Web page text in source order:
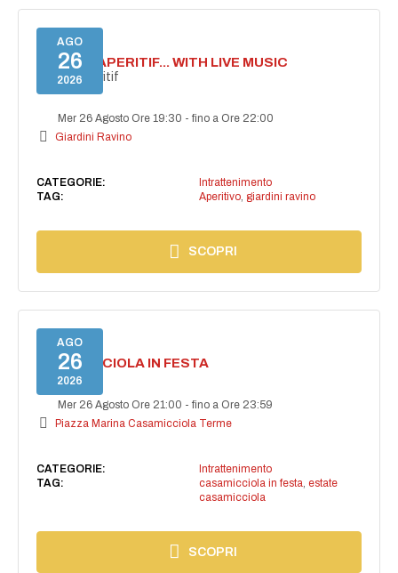
AGO
26
2026
SECRET APERITIF... WITH LIVE MUSIC
Secret aperitif
Mer 26 Agosto Ore 19:30 -fino a Ore 22:00
Giardini Ravino
CATEGORIE:
Intrattenimento
TAG:
Aperitivo, giardini ravino
SCOPRI
AGO
26
2026
CASAMICCIOLA IN FESTA
Mer 26 Agosto Ore 21:00 -fino a Ore 23:59
Piazza Marina Casamicciola Terme
CATEGORIE:
Intrattenimento
TAG:
casamicciola in festa estate
casamicciola
SCOPRI